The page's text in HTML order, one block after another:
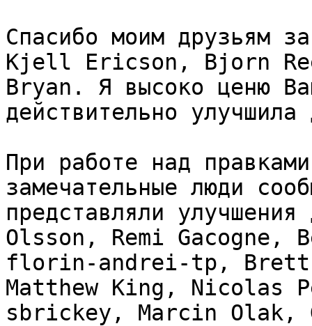
Спасибо моим друзьям
Kjell Ericson, Bjorn
Bryan. Я высоко ценю
действительно улучшила
При работе над
замечательные люди
представляли
Olsson, Remi
florin-andrei-tp, Brett
Matthew King, Nicolas
sbrickey, Marcin Olak,